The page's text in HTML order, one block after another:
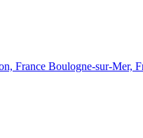
France Boulogne-sur-Mer,